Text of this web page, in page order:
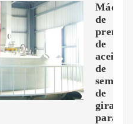
de
de
aceite
de
semilla
de
girasol
para